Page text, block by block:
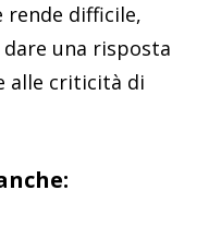
rende difficile,
una risposta
alle criticità di